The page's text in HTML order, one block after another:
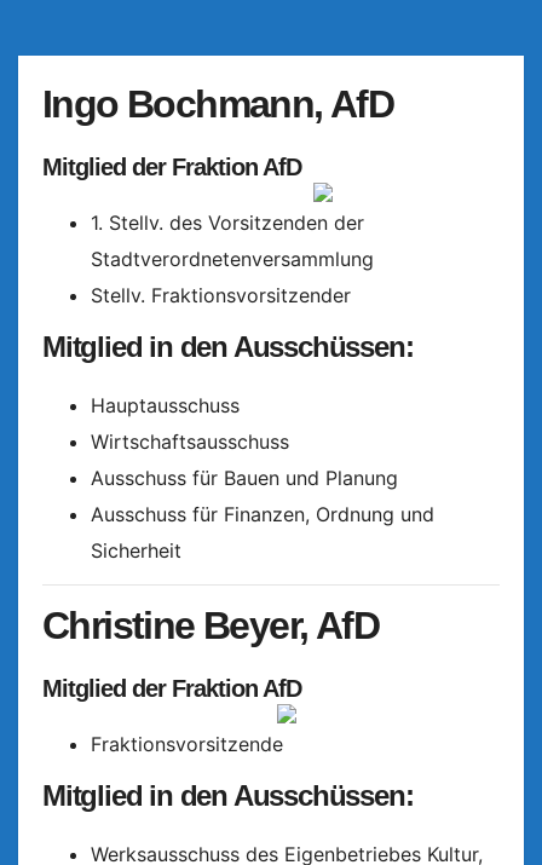
Ingo Bochmann, AfD
Mitglied der Fraktion AfD
1. Stellv. des Vorsitzenden der
Stadtverordnetenversammlung
Stellv. Fraktionsvorsitzender
Mitglied in den Ausschüssen:
Hauptausschuss
Wirtschaftsausschuss
Ausschuss für Bauen und Planung
Ausschuss für Finanzen, Ordnung und
Sicherheit
Christine Beyer, AfD
Mitglied der Fraktion AfD
Fraktionsvorsitzende
Mitglied in den Ausschüssen:
Werksausschuss des Eigenbetriebes Kultur,